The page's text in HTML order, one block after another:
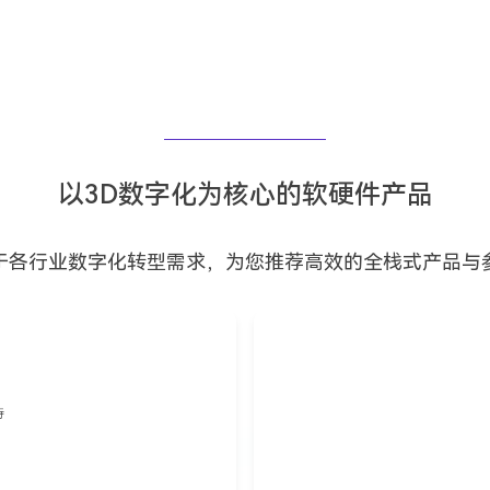
以3D数字化为核心的软硬件产品
各行业数字化转型需求，为您推荐高效的全栈式产品与